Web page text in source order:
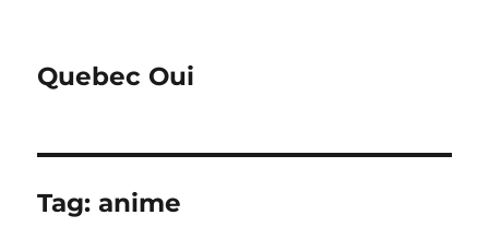
Quebec Oui
Tag:anime